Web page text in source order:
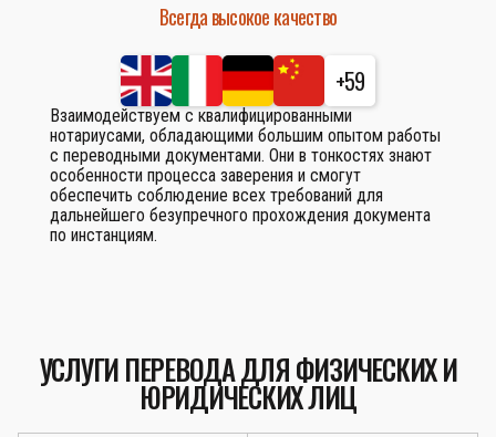
Всегда высокое качество
+59
Взаимодействуем с квалифицированными
нотариусами, обладающими большим опытом работы
с переводными документами. Они в тонкостях знают
особенности процесса заверения и смогут
обеспечить соблюдение всех требований для
дальнейшего безупречного прохождения документа
по инстанциям.
УСЛУГИ ПЕРЕВОДА ДЛЯ ФИЗИЧЕСКИХ И
ЮРИДИЧЕСКИХ ЛИЦ